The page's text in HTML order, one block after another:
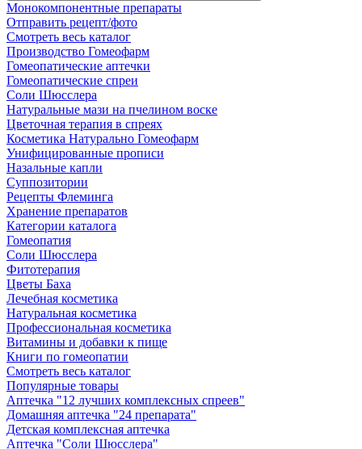
Монокомпонентные препараты
Отправить рецепт/фото
Смотреть весь каталог
Производство Гомеофарм
Гомеопатические аптечки
Гомеопатические спреи
Соли Шюсслера
Натуральные мази на пчелином воске
Цветочная терапия в спреях
Косметика Натурально Гомеофарм
Унифицированные прописи
Назальные капли
Суппозитории
Рецепты Флеминга
Хранение препаратов
Категории каталога
Гомеопатия
Соли Шюсслера
Фитотерапия
Цветы Баха
Лечебная косметика
Натуральная косметика
Профессиональная косметика
Витамины и добавки к пище
Книги по гомеопатии
Смотреть весь каталог
Популярные товары
Аптечка "12 лучших комплексных спреев"
Домашняя аптечка "24 препарата"
Детская комплексная аптечка
Аптечка "Соли Шюсслера"